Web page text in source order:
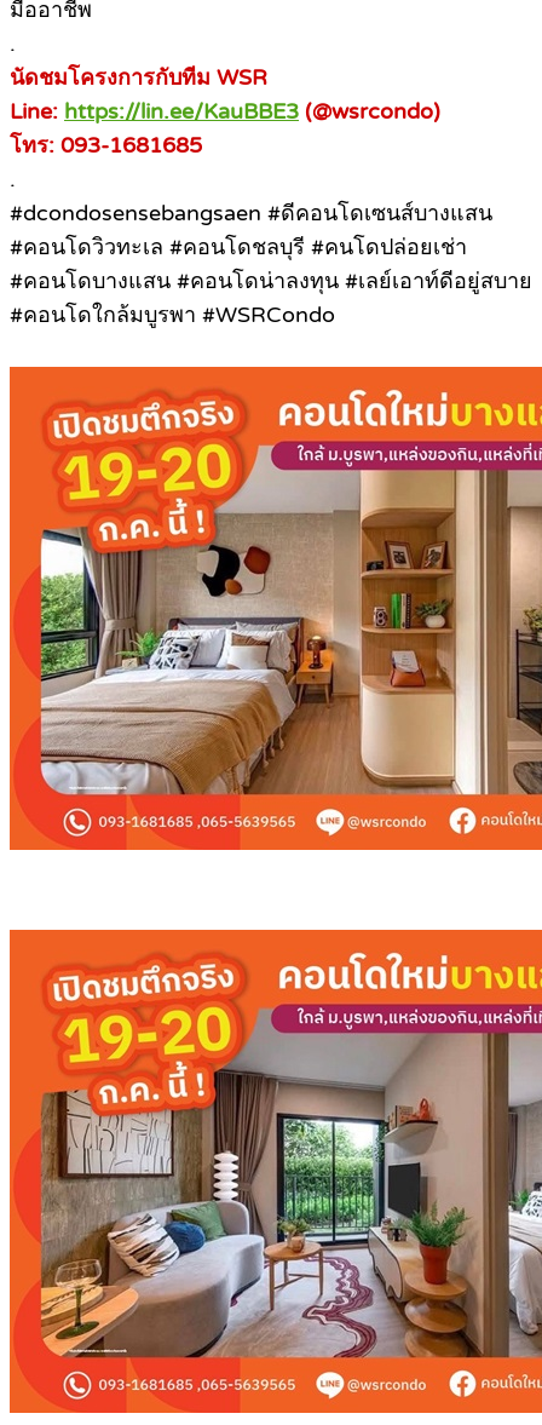
มืออาชีพ
.
นัดชมโครงการกับทีม WSR
Line: https://lin.ee/KauBBE3 (@wsrcondo)
โทร: 093-1681685
.
#dcondosensebangsaen #ดีคอนโดเซนส์บางแสน
#คอนโดวิวทะเล #คอนโดชลบุรี #คนโดปล่อยเช่า
#คอนโดบางแสน #คอนโดน่าลงทุน #เลย์เอาท์ดีอยู่สบาย
#คอนโดใกล้มบูรพา #WSRCondo